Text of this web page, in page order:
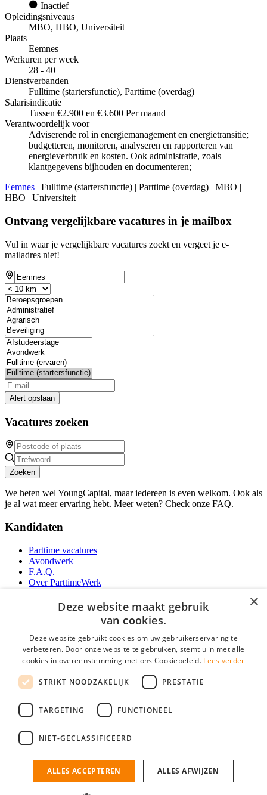
Inactief
Opleidingsniveaus
MBO, HBO, Universiteit
Plaats
Eemnes
Werkuren per week
28 - 40
Dienstverbanden
Fulltime (startersfunctie), Parttime (overdag)
Salarisindicatie
Tussen €2.900 en €3.600 Per maand
Verantwoordelijk voor
Adviserende rol in energiemanagement en energietransitie;
budgetteren, monitoren, analyseren en rapporteren van
energieverbruik en kosten. Ook administratie, zoals
klantgegevens bijhouden en documenteren;
Eemnes | Fulltime (startersfunctie) | Parttime (overdag) | MBO |
HBO | Universiteit
Ontvang vergelijkbare vacatures in je mailbox
Vul in waar je vergelijkbare vacatures zoekt en vergeet je e-
mailadres niet!
Alert opslaan
Vacatures zoeken
Zoeken
We heten wel YoungCapital, maar iedereen is even welkom. Ook als
je al wat meer ervaring hebt. Meer weten? Check onze FAQ.
Kandidaten
Parttime vacatures
Avondwerk
F.A.Q.
Over ParttimeWerk
YoungCapital Android App
Parttime personeel
Vacature aanmelden
Partners
Contact
Social
ParttimeWerk.nl is onderdeel van YoungCapital • © 2026 • KvK nr: 34199416 •
×
Deze website maakt gebruik
van cookies.
Deze website gebruikt cookies om uw gebruikerservaring te
verbeteren. Door onze website te gebruiken, stemt u in met alle
cookies in overeenstemming met ons Cookiebeleid. Lees verder
STRIKT NOODZAKELIJK PRESTATIE
TARGETING FUNCTIONEEL
NIET-GECLASSIFICEERD
ALLES ACCEPTEREN ALLES AFWIJZEN